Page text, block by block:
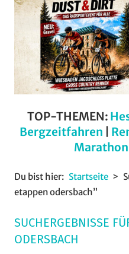
TOP-THEMEN:
Bergzeitfahren
Marathon
Du bist hier: Startseite
etappen odersbach”
SUCHERGEBNISSE
ODERSBACH